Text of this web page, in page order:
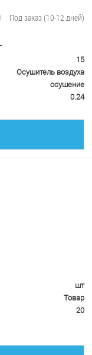
Под заказ (10-12 дней)
15
Осушитель воздуха
осушение
0.24
шт
Товар
20